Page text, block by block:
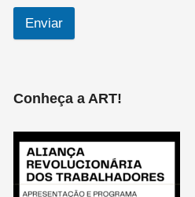
Enviar
Conheça a ART!